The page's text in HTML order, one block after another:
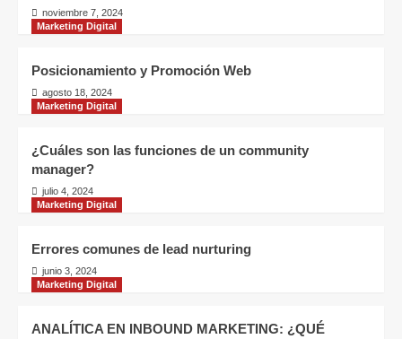
noviembre 7, 2024
Marketing Digital
Posicionamiento y Promoción Web
agosto 18, 2024
Marketing Digital
¿Cuáles son las funciones de un community
manager?
julio 4, 2024
Marketing Digital
Errores comunes de lead nurturing
junio 3, 2024
Marketing Digital
ANALÍTICA EN INBOUND MARKETING: ¿QUÉ